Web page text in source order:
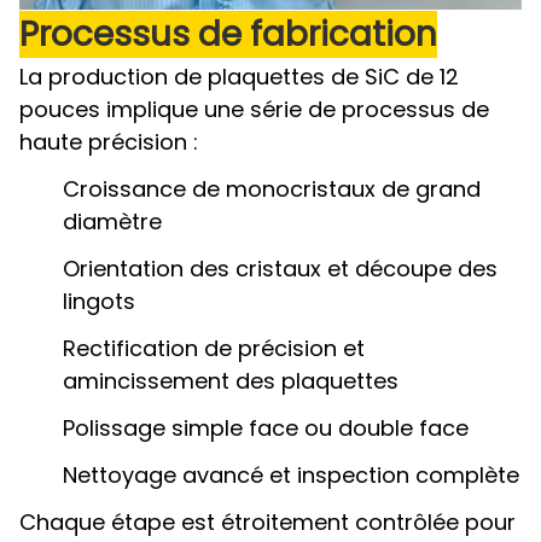
Processus de fabrication
La production de plaquettes de SiC de 12
pouces implique une série de processus de
haute précision :
Croissance de monocristaux de grand
diamètre
Orientation des cristaux et découpe des
lingots
Rectification de précision et
amincissement des plaquettes
Polissage simple face ou double face
Nettoyage avancé et inspection complète
Chaque étape est étroitement contrôlée pour